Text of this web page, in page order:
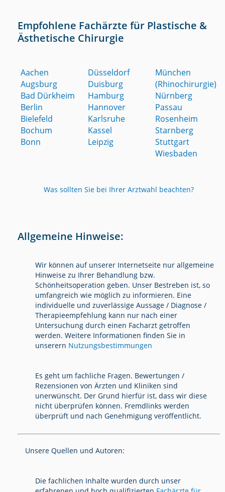
Empfohlene Fachärzte für Plastische &
Ästhetische Chirurgie
Aachen
Augsburg
Bad Dürkheim
Berlin
Bielefeld
Bochum
Bonn
Düsseldorf
Duisburg
Hamburg
Hannover
Karlsruhe
Kassel
Leipzig
München
(Rhinochirurgie)
Nürnberg
Passau
Rosenheim
Starnberg
Stuttgart
Wiesbaden
Was sollten Sie bei Ihrer Arztwahl beachten?
Allgemeine Hinweise:
Wir können auf unserer Internetseite nur allgemeine
Hinweise zu Ihrer Behandlung bzw.
Schönheitsoperation geben. Unser Bestreben ist, so
umfangreich wie möglich zu informieren. Eine
individuelle und zuverlässige Aussage / Diagnose /
Therapieempfehlung kann nur nach einer
Untersuchung durch einen Facharzt getroffen
werden. Weitere Informationen finden Sie in
unserern Nutzungsbestimmungen
Es geht um fachliche Fragen. Bewertungen /
Rezensionen von Ärzten und Kliniken sind
unerwünscht. Der Grund hierfür ist, dass wir diese
nicht überprüfen können. Fremdlinks werden
überprüft und nach Genehmigung veröffentlicht.
Unsere Quellen und Autoren:
Die fachlichen Inhalte wurden durch unser